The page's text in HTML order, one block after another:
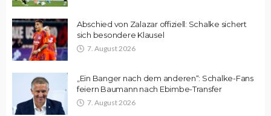
Abschied von Zalazar offiziell: Schalke sichert
sich besondere Klausel
7. August 2026
„Ein Banger nach dem anderen“: Schalke-Fans
feiern Baumann nach Ebimbe-Transfer
7. August 2026